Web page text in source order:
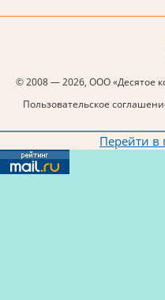
© 2008 — 2026, ООО «Десятое
Пользовательское
Перейти